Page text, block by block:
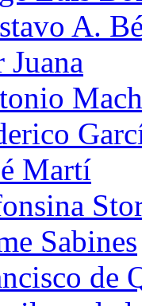
A.
Juana
Martí
Sabines
de